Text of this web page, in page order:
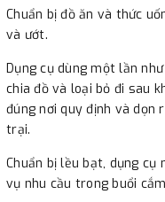
Chuẩn bị đồ ăn và thức
và ướt.
Dụng cụ dùng một lần
chia đồ và loại bỏ đi sau
đúng nơi quy định và dọn
trại.
Chuẩn bị lều bạt, dụng
vụ nhu cầu trong buổi